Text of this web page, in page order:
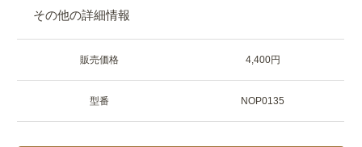
その他の詳細情報
販売価格 4,400円
型番 NOP0135